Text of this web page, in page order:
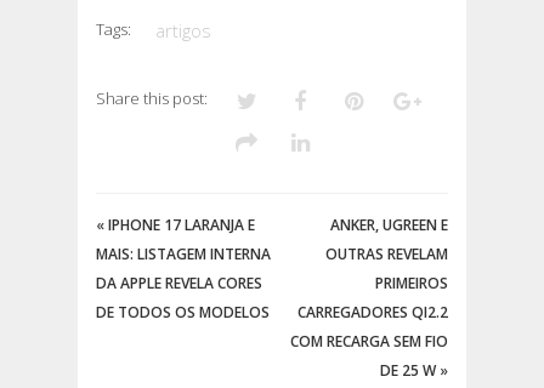
Tags: artigos
Share this post:
«IPHONE 17 LARANJA E
MAIS: LISTAGEM INTERNA
DA APPLE REVELA CORES
DE TODOS OS MODELOS
ANKER, UGREEN E
OUTRAS REVELAM
PRIMEIROS
CARREGADORES QI2.2
COM RECARGA SEM FIO
DE 25 W»